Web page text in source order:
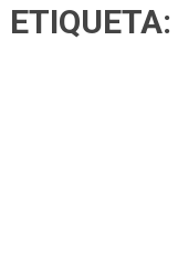
ETIQUETA: